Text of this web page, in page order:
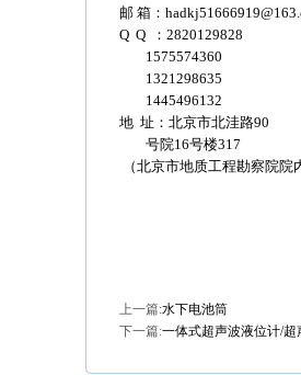
邮 箱：
Q Q ：2820129828
1575574360
1321298635
1445496132
地 址：北京市北洼路90
号院16号楼317
（北京市地质工程勘察院院
上一篇:水下电池筒
下一篇:一体式超声波液位计/